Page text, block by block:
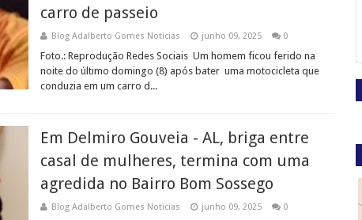
carro de passeio
Blog Adalberto Gomes Noticias junho 09, 2025 0
Foto.: Reprodução Redes Sociais Um homem ficou ferido na
noite do último domingo (8) após bater uma motocicleta que
conduzia em um carro d...
Em Delmiro Gouveia - AL, briga entre
casal de mulheres, termina com uma
agredida no Bairro Bom Sossego
Blog Adalberto Gomes Noticias junho 09, 2025 0